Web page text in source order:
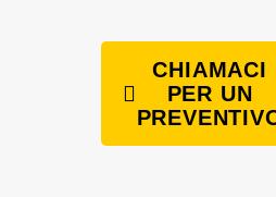
CHIAMACI
PER UN